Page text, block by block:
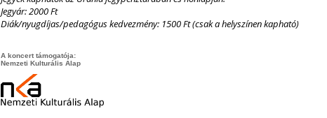
Jegyár: 2000 Ft
Diák/nyugdíjas/pedagógus kedvezmény: 1500 Ft (csak a helyszínen kapható)
A koncert támogatója:
Nemzeti Kulturális Alap